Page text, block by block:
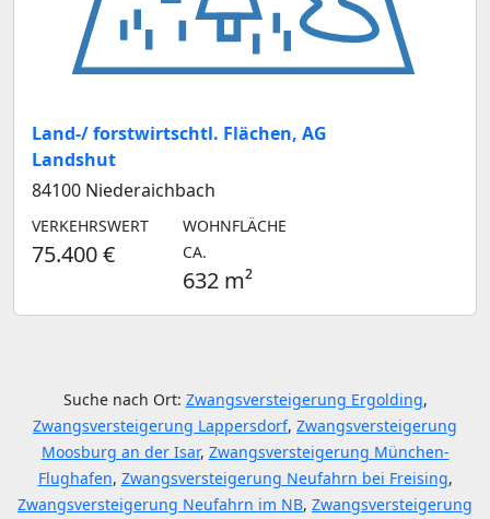
Land-/ forstwirtschtl. Flächen, AG
Landshut
84100 Niederaichbach
VERKEHRSWERT
75.400 €
WOHNFLÄCHE
CA.
632 m²
Suche nach Ort: Zwangsversteigerung Ergolding,
Zwangsversteigerung Lappersdorf, Zwangsversteigerung
Moosburg an der Isar, Zwangsversteigerung München-
Flughafen, Zwangsversteigerung Neufahrn bei Freising,
Zwangsversteigerung Neufahrn im NB, Zwangsversteigerung